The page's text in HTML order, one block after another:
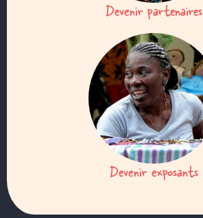
Devenir partenaires
Devenir exposants